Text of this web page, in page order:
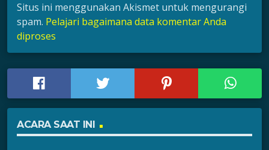
Situs ini menggunakan Akismet untuk mengurangi
spam. Pelajari bagaimana data komentar Anda
diproses
ACARA SAAT INI